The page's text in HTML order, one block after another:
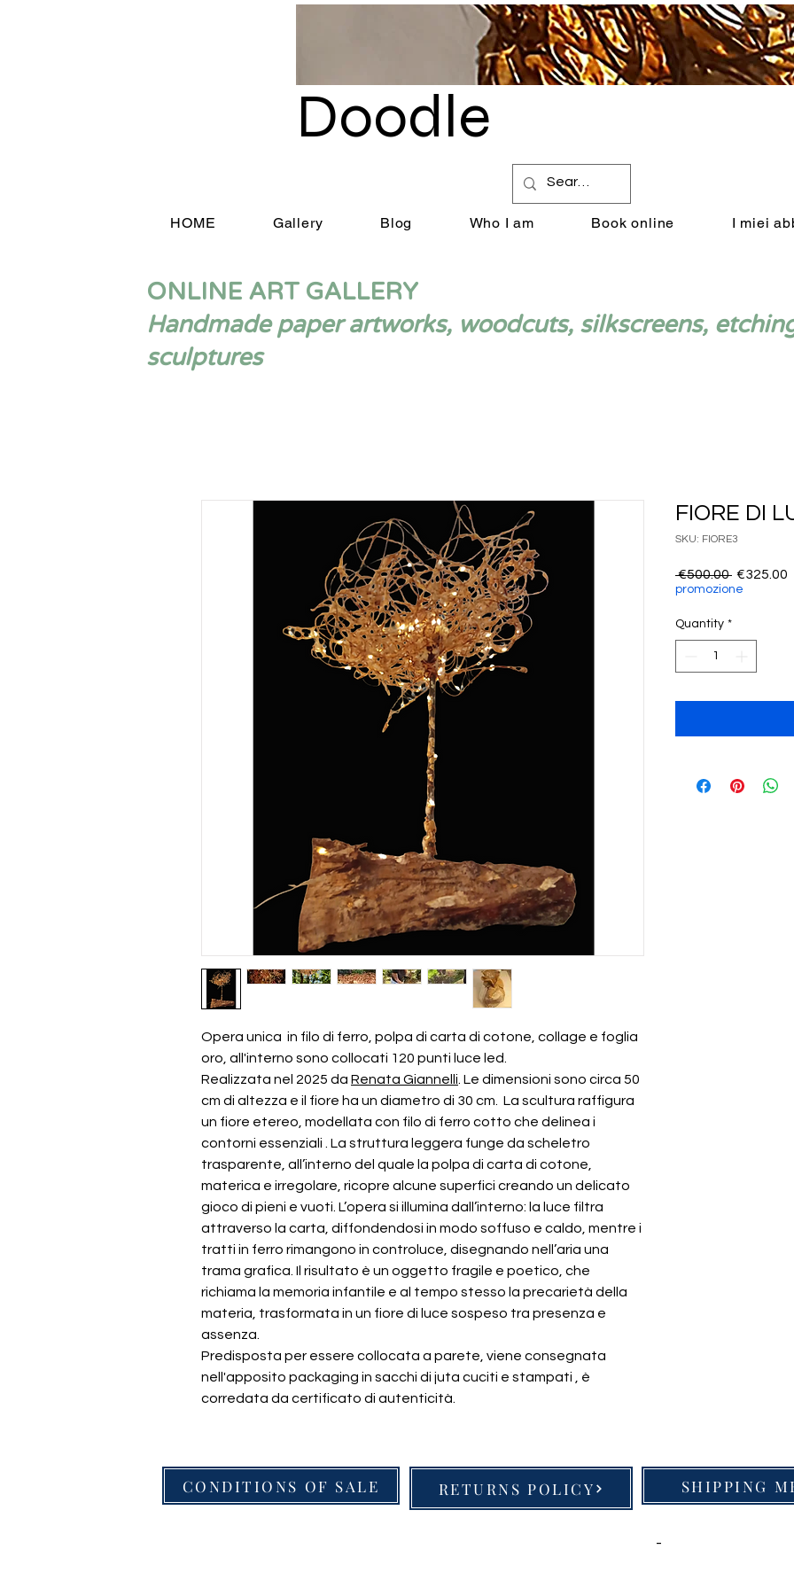
Doodle
HOME Gallery Blog Who I am Book online I miei
ONLINE ART GALLERY
Handmade paper artworks, woodcuts, silkscreens,
sculptures
Opera unica in filo di ferro, polpa di carta di cotone, collage e foglia
oro, all'interno sono collocati 120 punti luce led.
Realizzata nel 2025 da Renata Giannelli . Le dimensioni sono circa 50
cm di altezza e il fiore ha un diametro di 30 cm. La scultura raffigura
un fiore etereo, modellata con filo di ferro cotto che delinea i
contorni essenziali . La struttura leggera funge da scheletro
trasparente, all’interno del quale la polpa di carta di cotone,
materica e irregolare, ricopre alcune superfici creando un delicato
gioco di pieni e vuoti. L’opera si illumina dall’interno: la luce filtra
attraverso la carta, diffondendosi in modo soffuso e caldo, mentre i
tratti in ferro rimangono in controluce, disegnando nell’aria una
trama grafica. Il risultato è un oggetto fragile e poetico, che
richiama la memoria infantile e al tempo stesso la precarietà della
materia, trasformata in un fiore di luce sospeso tra presenza e
assenza.
Predisposta per essere collocata a parete, viene consegnata
nell'apposito packaging in sacchi di juta cuciti e stampati , è
corredata da certificato di autenticità.
FIORE DI
SKU: FIORE3
€500.00 Regular
Price
€325.00
promozione
Quantity *
CONDITIONS OF SALE RETURNS POLICY SHIPPING
-